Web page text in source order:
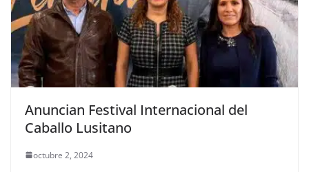
Anuncian Festival Internacional del
Caballo Lusitano
octubre 2, 2024